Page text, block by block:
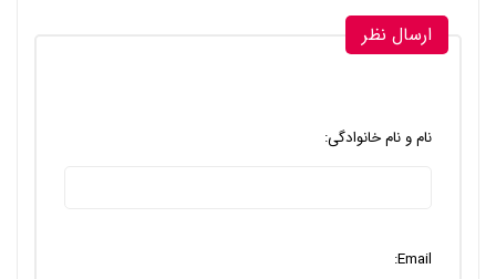
ارسال نظر
نام و نام خانوادگی:
Email: